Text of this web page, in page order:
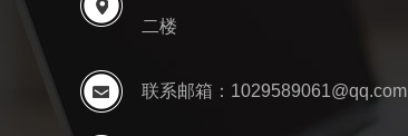
二楼
联系邮箱：1029589061@qq.com